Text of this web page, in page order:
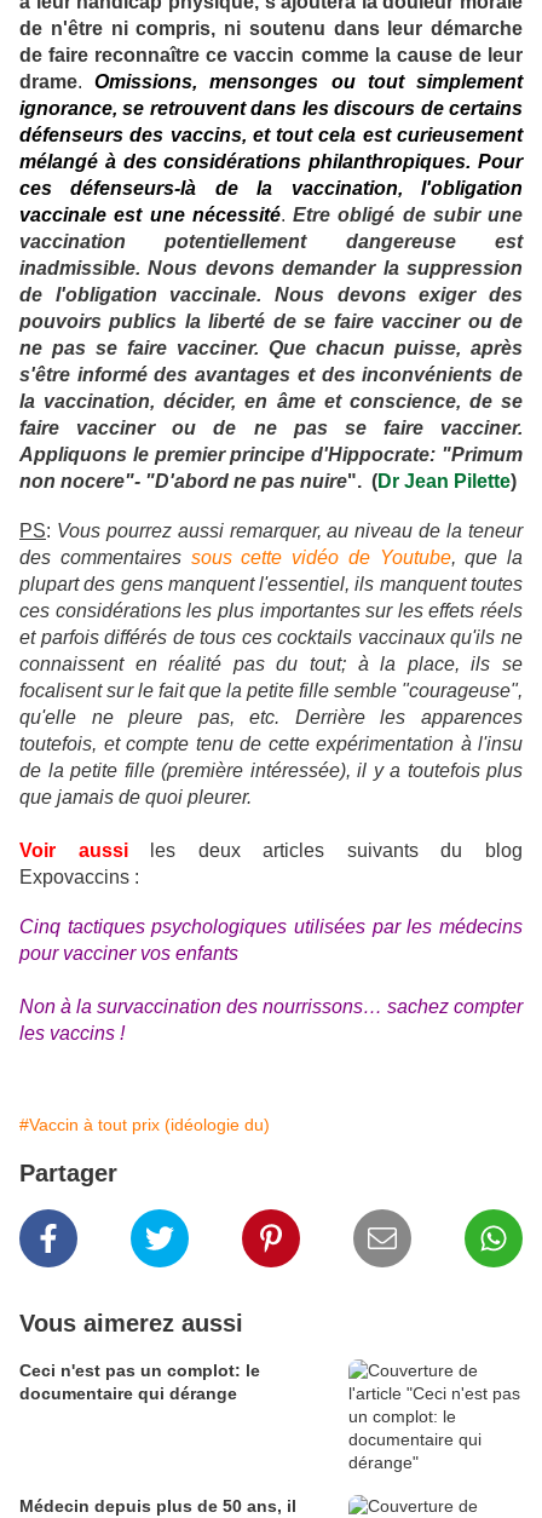
de n'être ni compris, ni soutenu dans leur démarche
de faire reconnaître ce vaccin comme la cause de leur
drame.Omissions, mensonges ou tout simplement
ignorance, se retrouvent dans les discours de certains
défenseurs des vaccins, et tout cela est curieusement
mélangé à des considérations philanthropiques. Pour
ces défenseurs-là de la vaccination, l'obligation
vaccinale est une nécessité. Etre obligé de subir une
vaccination potentiellement dangereuse est
inadmissible. Nous devons demander la suppression
de l'obligation vaccinale. Nous devons exiger des
pouvoirs publics la liberté de se faire vacciner ou de
ne pas se faire vacciner. Que chacun puisse, après
s'être informé des avantages et des inconvénients de
la vaccination, décider, en âme et conscience, de se
faire vacciner ou de ne pas se faire vacciner.
Appliquons le premier principe d'Hippocrate: "Primum
non nocere"- "D'abord ne pas nuire". (Dr Jean Pilette)
PS: Vous pourrez aussi remarquer, au niveau de la teneur
des commentaires sous cette vidéo de Youtube, que la
plupart des gens manquent l'essentiel, ils manquent toutes
ces considérations les plus importantes sur les effets réels
et parfois différés de tous ces cocktails vaccinaux qu'ils ne
connaissent en réalité pas du tout; à la place, ils se
focalisent sur le fait que la petite fille semble "courageuse",
qu'elle ne pleure pas, etc. Derrière les apparences
toutefois, et compte tenu de cette expérimentation à l'insu
de la petite fille (première intéressée), il y a toutefois plus
que jamais de quoi pleurer.
Voir aussi
les deux articles suivants du blog
Expovaccins :
Cinq tactiques psychologiques utilisées par les médecins
pour vacciner vos enfants
Non à la survaccination des nourrissons… sachez compter
les vaccins !
#Vaccin à tout prix (idéologie du)
Partager
Vous aimerez aussi
Ceci n'est pas un complot: le
documentaire qui dérange
Médecin depuis plus de 50 ans, il